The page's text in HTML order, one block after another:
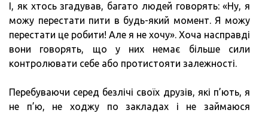
І, як хтось згадував, багато людей говорять: «Ну, я
можу перестати пити в будь-який момент. Я можу
перестати це робити! Але я не хочу». Хоча насправді
вони говорять, що у них немає більше сили
контролювати себе або протистояти залежності.
Перебуваючи серед безлічі своїх друзів, які п’ють, я
не п’ю, не ходжу по закладах і не займаюся